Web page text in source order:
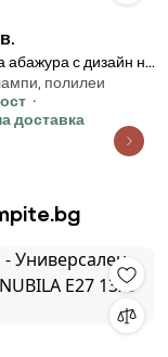
абажура с дизайн на
покритие
полилеи
доставка